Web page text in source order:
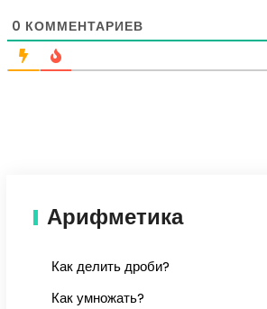
0 КОММЕНТАРИЕВ
Арифметика
Как делить дроби?
Как умножать?